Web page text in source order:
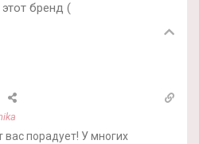
бренд (
вас порадует! У многих